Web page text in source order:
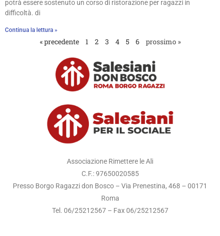
potrà essere sostenuto un corso di ristorazione per ragazzi in
difficoltà. di
Continua la lettura »
« precedente 1 2 3 4 5 6 prossimo »
Associazione Rimettere le Ali
C.F.: 97650020585
Presso Borgo Ragazzi don Bosco – Via Prenestina, 468 – 00171
Roma
Tel. 06/25212567 – Fax 06/25212567